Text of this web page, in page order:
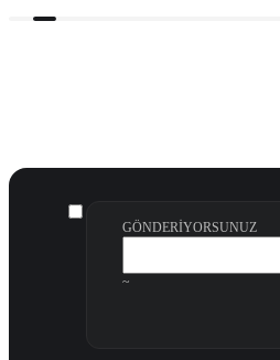
GÖNDERIYORSUNUZ
~